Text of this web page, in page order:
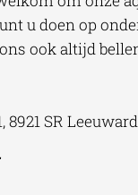
u doen op
ook altijd
8921 SR